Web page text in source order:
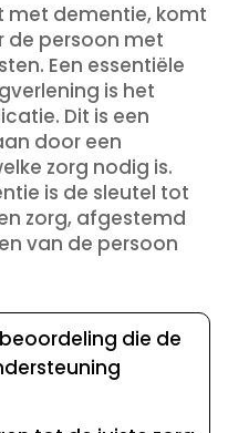
met dementie, komt
de persoon met
Een essentiële
is het
Dit is een
door een
zorg nodig is.
is de sleutel tot
zorg, afgestemd
van de persoon
die de